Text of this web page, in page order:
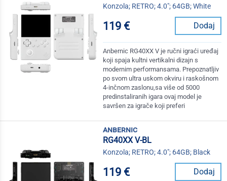
Konzola; RETRO; 4.0"; 64GB; White
119 € Dodaj
Anbernic RG40XX V je ručni igraći uređaj
koji spaja kultni vertikalni dizajn s
modernim performansama. Prepoznatljiv
po svom ultra uskom okviru i raskošnom
4-inčnom zaslonu,sa više od 5000
predinstaliranih igara ovaj model je
savršen za igrače koji preferi
anbernic
RG40XX V-BL
Konzola; RETRO; 4.0"; 64GB; Black
119 € Dodaj